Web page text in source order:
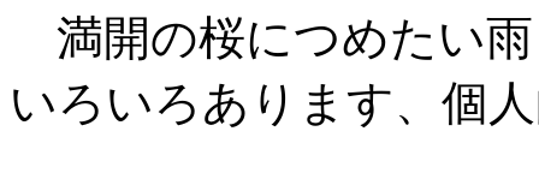
満開の桜につめたい
いろいろあります、個